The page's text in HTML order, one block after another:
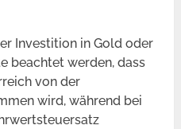
Investition in Gold oder
beachtet werden, dass
von der
wird, während bei